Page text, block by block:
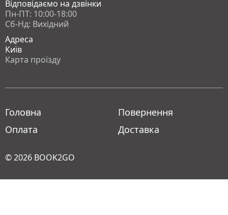
Відповідаємо на дзвінки
Пн-ПТ: 10:00-18:00
Сб-Нд: Вихідний
Адреса
Київ
Карта проїзду
Головна
Оплата
Повернення
Доставка
© 2026 BOOK2GO